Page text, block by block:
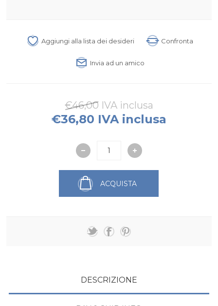
Aggiungi alla lista dei desideri Confronta
Invia ad un amico
€46,00 IVA inclusa
€36,80 IVA inclusa
ACQUISTA
DESCRIZIONE